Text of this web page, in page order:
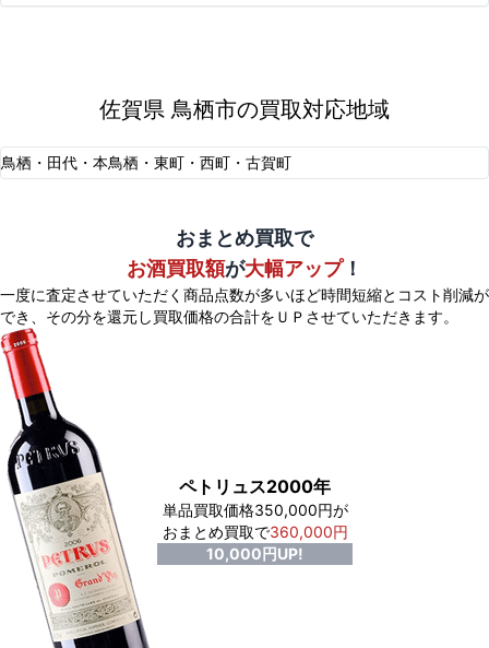
佐賀県 鳥栖市の買取対応地域
鳥栖・田代・本鳥栖・東町・西町・古賀町
おまとめ買取で
お酒買取額が大幅アップ！
一度に査定させていただく商品点数が多いほど時間短縮とコスト削減が
でき、 その分を還元し買取価格の合計をＵＰさせていただきます。
ペトリュス2000年
単品買取価格350,000円が
おまとめ買取で360,000円
10,000円UP!